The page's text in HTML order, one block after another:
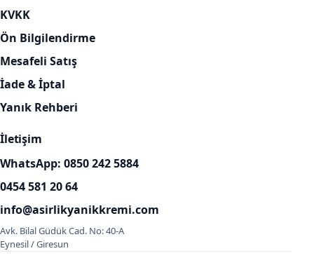
KVKK
Ön Bilgilendirme
Mesafeli Satış
İade & İptal
Yanık Rehberi
İletişim
WhatsApp: 0850 242 5884
0454 581 20 64
info@asirlikyanikkremi.com
Avk. Bilal Güdük Cad. No: 40-A
Eynesil / Giresun